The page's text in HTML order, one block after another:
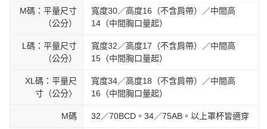
M碼：平量尺寸
（公分）
寬度30／高度16（不含肩帶）／中間高
14（中間胸口量起）
L碼：平量尺寸
（公分）
寬度32／高度17（不含肩帶）／中間高
15（中間胸口量起）
XL碼：平量尺
寸（公分〉
寬度34／高度18（不含肩帶）／中間高
16（中間胸口量起）
M碼 32／70BCD。34／75AB。以上罩杯皆適穿